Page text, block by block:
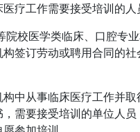
疗工作需要接受培训的人
院校医学类临床、口腔专
签订劳动或聘用合同的社
构中从事临床医疗工作并
需要接受培训的单位人员